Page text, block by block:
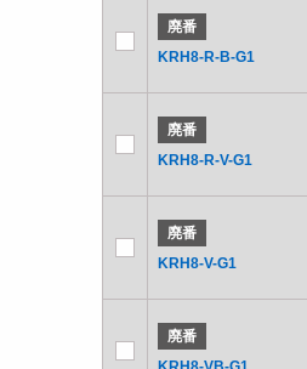
廃番
KRH8-R-B-G1
廃番
KRH8-R-V-G1
廃番
KRH8-V-G1
廃番